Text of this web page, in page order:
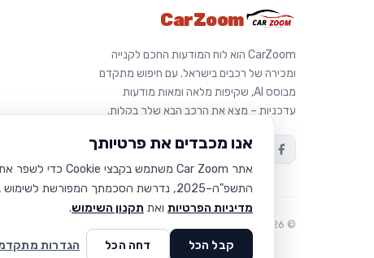
אנו מכבדים את פרטיותך
התשפ"ה–2025, נדרשת הסכמתך המפורשת לשימוש בקבצי Cookie שאינם חיוניים. תוכל/י לקבל את כולם, לדחות הכל, או להתאים אישית את ההעדפות שלך. למידע נוסף קרא/י את
מדיניות הפרטיות ואת תקנון השימוש.
קבל הכל דחה הכל הגדרות
CarZoom
CarZoom הוא לוח המודעות החכם לקנייה
ומכירה של רכבים בישראל. עם חיפוש מתקדם
מבוסס AI, שקיפות מלאה ומאות מודעות
עדכניות – מצא את הרכב הבא שלך בקלות.
© 2026 CarZoom – כל הזכויות שמורות